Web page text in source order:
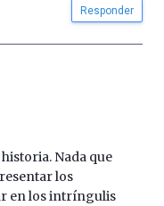
Responder
Nada que
los
en los intríngulis